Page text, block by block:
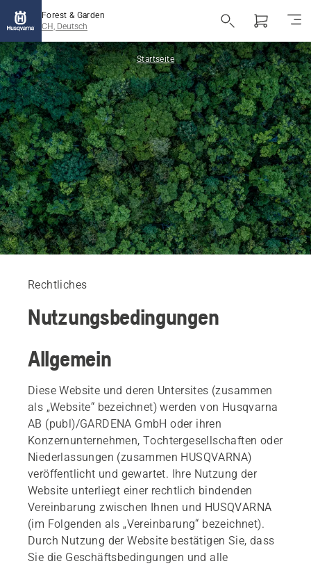
Forest & Garden
CH, Deutsch
Startseite
Rechtliches
Nutzungsbedingungen
Allgemein
Diese Website und deren Untersites (zusammen
als „Website“ bezeichnet) werden von Husqvarna
AB (publ)/GARDENA GmbH oder ihren
Konzernunternehmen, Tochtergesellschaften oder
Niederlassungen (zusammen HUSQVARNA)
veröffentlicht und gewartet. Ihre Nutzung der
Website unterliegt einer rechtlich bindenden
Vereinbarung zwischen Ihnen und HUSQVARNA
(im Folgenden als „Vereinbarung“ bezeichnet).
Durch Nutzung der Website bestätigen Sie, dass
Sie die Geschäftsbedingungen und alle